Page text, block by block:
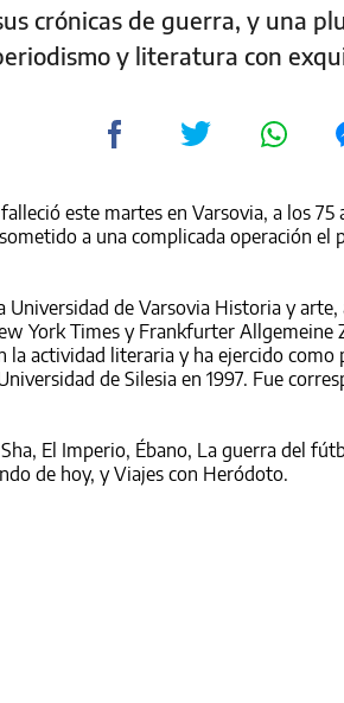
crónicas de guerra, y una
y literatura con
este martes en Varsovia, a los 75
a una complicada operación el
Universidad de Varsovia Historia y arte,
York Times y Frankfurter Allgemeine
la actividad literaria y ha ejercido como
de Silesia en 1997. Fue
El Imperio, Ébano, La guerra del
de hoy, y Viajes con Heródoto.